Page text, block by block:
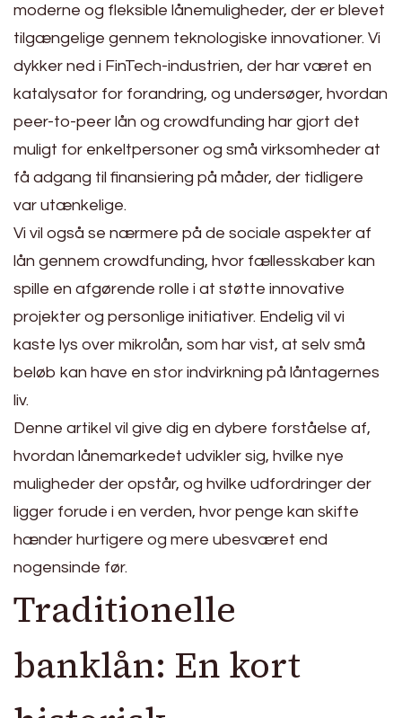
moderne og fleksible lånemuligheder, der er blevet
tilgængelige gennem teknologiske innovationer. Vi
dykker ned i FinTech-industrien, der har været en
katalysator for forandring, og undersøger, hvordan
peer-to-peer lån og crowdfunding har gjort det
muligt for enkeltpersoner og små virksomheder at
få adgang til finansiering på måder, der tidligere
var utænkelige.
Vi vil også se nærmere på de sociale aspekter af
lån gennem crowdfunding, hvor fællesskaber kan
spille en afgørende rolle i at støtte innovative
projekter og personlige initiativer. Endelig vil vi
kaste lys over mikrolån, som har vist, at selv små
beløb kan have en stor indvirkning på låntagernes
liv.
Denne artikel vil give dig en dybere forståelse af,
hvordan lånemarkedet udvikler sig, hvilke nye
muligheder der opstår, og hvilke udfordringer der
ligger forude i en verden, hvor penge kan skifte
hænder hurtigere og mere ubesværet end
nogensinde før.
Traditionelle
banklån: En kort